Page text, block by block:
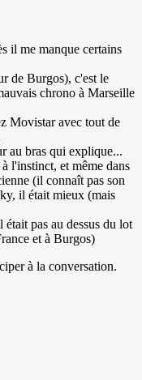
il me manque certains
de Burgos), c'est le
chrono à Marseille
Movistar avec tout de
au bras qui explique...
l'instinct, et même dans
(il connaît pas son
il était mieux (mais
pas au dessus du lot
et à Burgos)
à la conversation.